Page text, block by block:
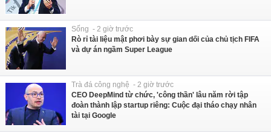
Sống - 2 giờ trước
Rò rỉ tài liệu mật phơi bày sự gian dối của chủ tịch FIFA
và dự án ngầm Super League
Trà đá công nghệ - 2 giờ trước
CEO DeepMind từ chức, 'công thần' lâu năm rời tập
đoàn thành lập startup riêng: Cuộc đại tháo chạy nhân
tài tại Google